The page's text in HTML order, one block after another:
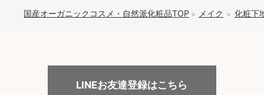
国産オーガニックコスメ・自然派化粧品TOP メイク 化粧下
LINEお友達登録はこちら